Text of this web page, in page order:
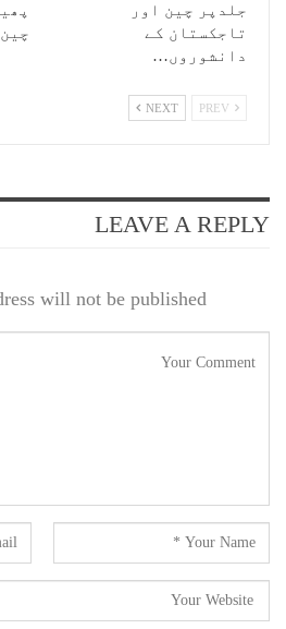
جلدپر چین اور
تاجکستان کے
دانشوروں…
چین
NEXT
LEAVE A REPLY
will not be published.